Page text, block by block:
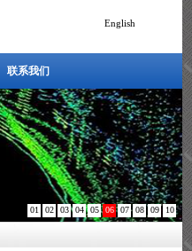
English
联系我们
联系我们
01 02 03 04 05 06 07 08 09 10